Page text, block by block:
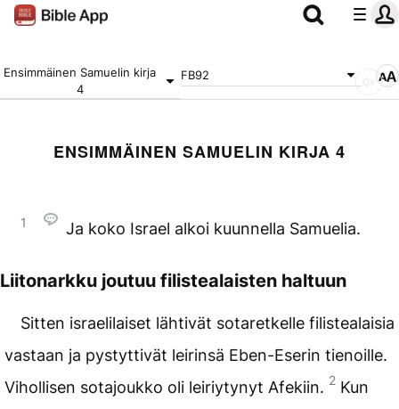
Ensimmäinen Samuelin kirja
4
FB92
ENSIMMÄINEN SAMUELIN KIRJA 4
1 Ja koko Israel alkoi kuunnella Samuelia.
Liitonarkku joutuu filistealaisten haltuun
Sitten israelilaiset lähtivät sotaretkelle filistealaisia
vastaan ja pystyttivät leirinsä Eben-Eserin tienoille.
Vihollisen sotajoukko oli leiriytynyt Afekiin. 2 Kun